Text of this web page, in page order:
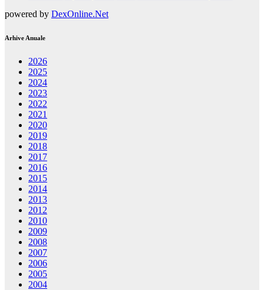
powered by DexOnline.Net
Arhive Anuale
2026
2025
2024
2023
2022
2021
2020
2019
2018
2017
2016
2015
2014
2013
2012
2010
2009
2008
2007
2006
2005
2004